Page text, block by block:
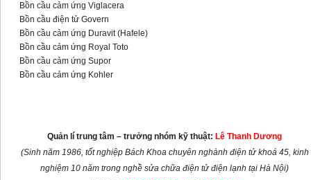
Bồn cầu cảm ứng Viglacera
Bồn cầu điện tử Govern
Bồn cầu cảm ứng Duravit (Hafele)
Bồn cầu cảm ứng Royal Toto
Bồn cầu cảm ứng Supor
Bồn cầu cảm ứng Kohler
Quản lí trung tâm – trưởng nhóm kỹ thuật: Lê Thanh Dương
(Sinh năm 1986, tốt nghiệp Bách Khoa chuyên nghành điện tử khoá 45, kinh
nghiệm 10 năm trong nghề sửa chữa điện tử điện lạnh tại Hà Nội)